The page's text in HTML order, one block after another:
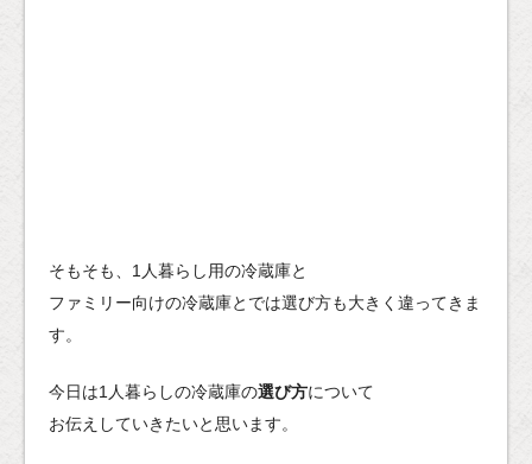
そもそも、1人暮らし用の冷蔵庫と
ファミリー向けの冷蔵庫とでは選び方も大きく違ってきま
す。
今日は1人暮らしの冷蔵庫の選び方について
お伝えしていきたいと思います。